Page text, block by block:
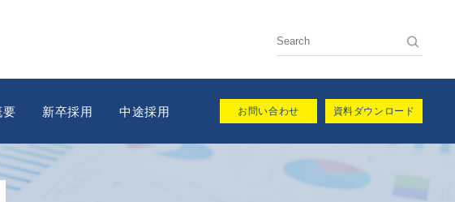
要 新卒採用 中途採用 お問い合わせ 資料ダウンロード